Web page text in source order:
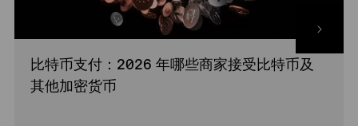
比特币支付：2026 年哪些商家接受比特币及
其他加密货币